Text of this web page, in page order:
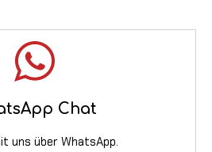
Chat
uns über WhatsApp.